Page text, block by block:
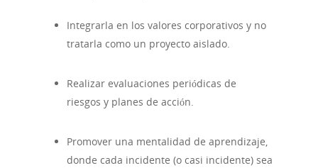
Integrarla en los valores corporativos y no
tratarla como un proyecto aislado.
Realizar evaluaciones periódicas de
riesgos y planes de acción.
Promover una mentalidad de aprendizaje,
donde cada incidente (o casi incidente) sea